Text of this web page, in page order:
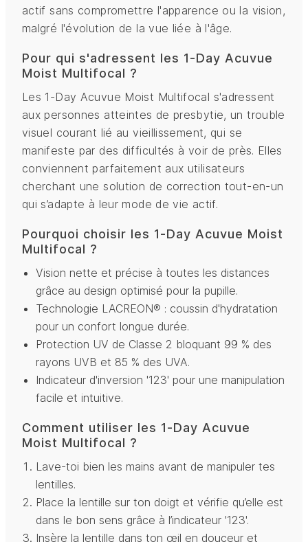
actif sans compromettre l'apparence ou la vision,
malgré l'évolution de la vue liée à l'âge.
Pour qui s'adressent les 1-Day Acuvue
Moist Multifocal ?
Les 1-Day Acuvue Moist Multifocal s'adressent
aux personnes atteintes de presbytie, un trouble
visuel courant lié au vieillissement, qui se
manifeste par des difficultés à voir de près. Elles
conviennent parfaitement aux utilisateurs
cherchant une solution de correction tout-en-un
qui s’adapte à leur mode de vie actif.
Pourquoi choisir les 1-Day Acuvue Moist
Multifocal ?
Vision nette et précise à toutes les distances
grâce au design optimisé pour la pupille.
Technologie LACREON® : coussin d'hydratation
pour un confort longue durée.
Protection UV de Classe 2 bloquant 99 % des
rayons UVB et 85 % des UVA.
Indicateur d'inversion '123' pour une manipulation
facile et intuitive.
Comment utiliser les 1-Day Acuvue
Moist Multifocal ?
Lave-toi bien les mains avant de manipuler tes
lentilles.
Place la lentille sur ton doigt et vérifie qu’elle est
dans le bon sens grâce à l’indicateur '123'.
Insère la lentille dans ton œil en douceur et